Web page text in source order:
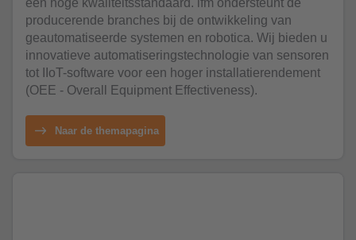
een hoge kwaliteitsstandaard. ifm ondersteunt de
producerende branches bij de ontwikkeling van
geautomatiseerde systemen en robotica. Wij bieden u
innovatieve automatiseringstechnologie van sensoren
tot IIoT-software voor een hoger installatierendement
(OEE - Overall Equipment Effectiveness).
Naar de themapagina